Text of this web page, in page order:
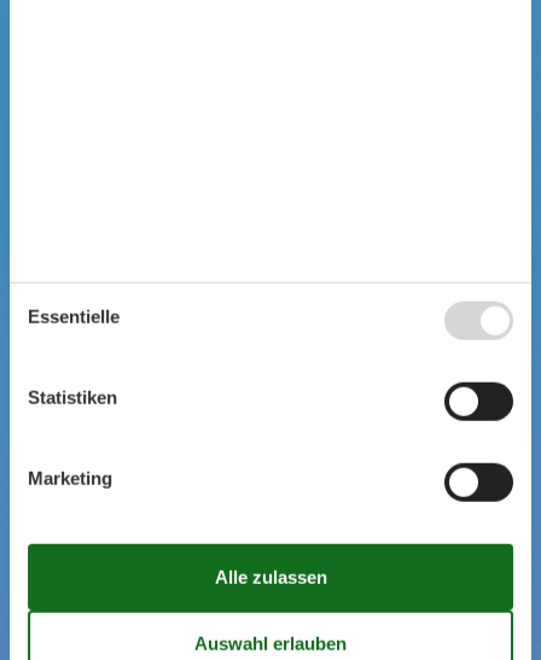
Essentielle
Statistiken
Marketing